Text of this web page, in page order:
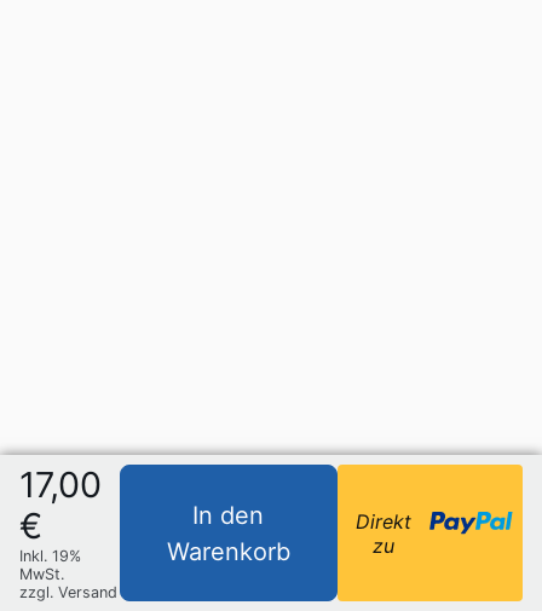
17,00
€
Inkl. 19%
MwSt.
zzgl. Versand
In den
Warenkorb
Direkt
zu